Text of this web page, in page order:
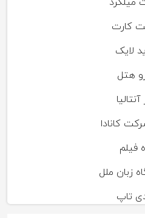
کارت
لایک
هتل
کانادا
فیلم
زبان ملل
تاپ